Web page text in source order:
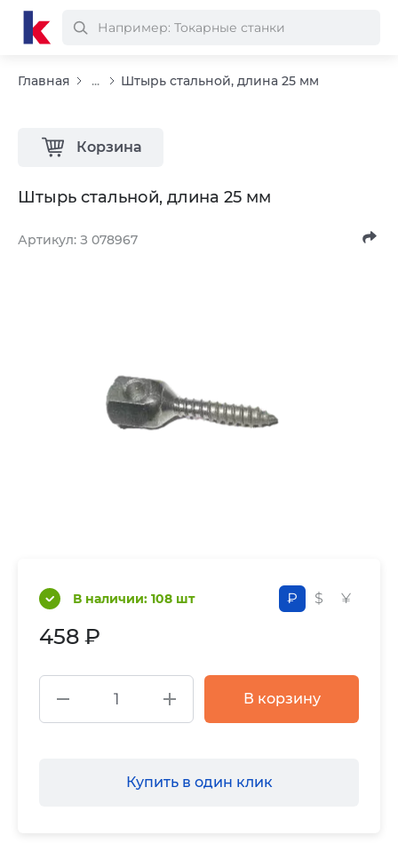
Главная ... Штырь стальной, длина 25 мм
Корзина
Штырь стальной, длина 25 мм
Артикул: З 078967
В наличии: 108 шт ₽ $ ¥
458 ₽
В корзину
Купить в один клик